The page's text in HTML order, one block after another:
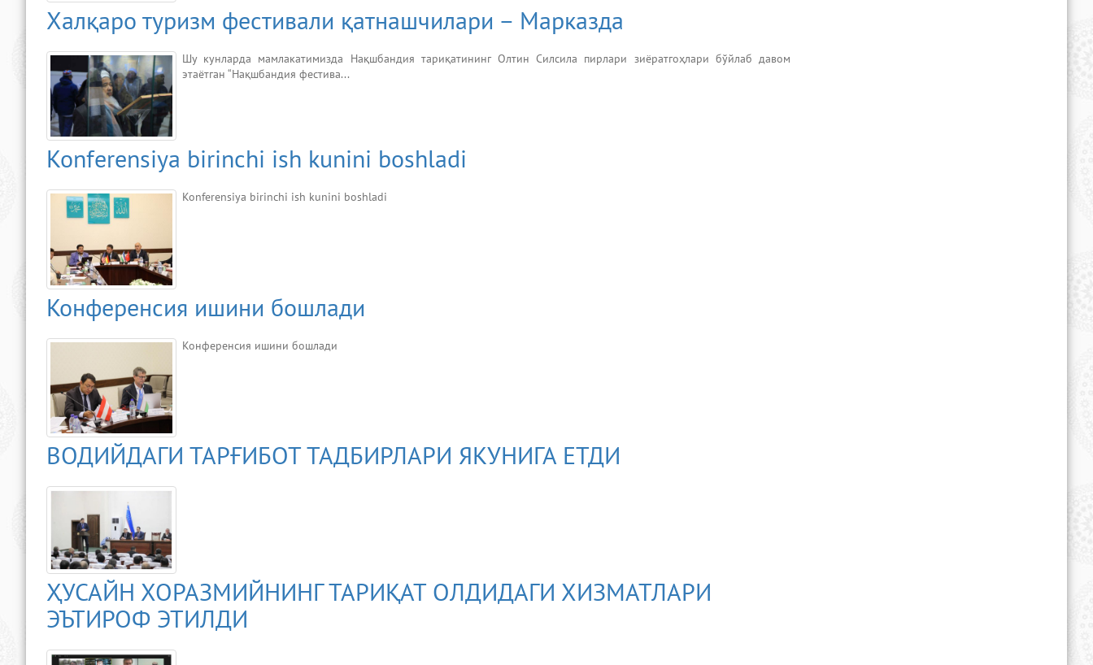
Халқаро туризм фестивали қатнашчилари – Марказда
Шу кунларда мамлакатимизда Нақшбандия тариқатининг Олтин Силсила пирлари зиёратгоҳлари бўйлаб давом
этаётган “Нақшбандия фестива...
Konferensiya birinchi ish kunini boshladi
Konferensiya birinchi ish kunini boshladi
Конференсия ишини бошлади
Конференсия ишини бошлади
ВОДИЙДАГИ ТАРҒИБОТ ТАДБИРЛАРИ ЯКУНИГА ЕТДИ
ҲУСАЙН ХОРАЗМИЙНИНГ ТАРИҚАТ ОЛДИДАГИ ХИЗМАТЛАРИ
ЭЪТИРОФ ЭТИЛДИ